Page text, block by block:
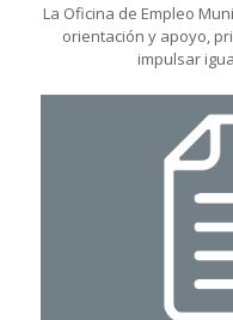
La Oficina de Empleo
orientación y apoyo,
impulsar